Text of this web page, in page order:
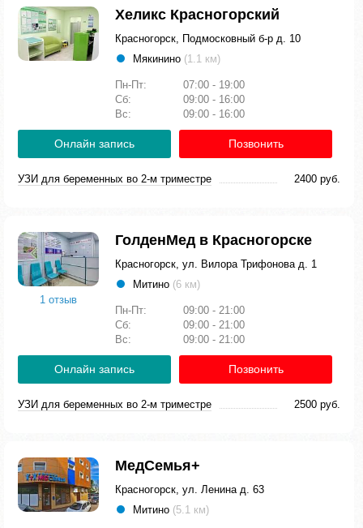
Хеликс Красногорский
Красногорск, Подмосковный б-р д. 10
Мякинино (1.1 км)
Пн-Пт:
07:00 - 19:00
Сб:
09:00 - 16:00
Вс:
09:00 - 16:00
Онлайн запись Позвонить
УЗИ для беременных во 2-м триместре 2400 руб.
1 отзыв
ГолденМед в Красногорске
Красногорск, ул. Вилора Трифонова д. 1
Митино (6 км)
Пн-Пт:
09:00 - 21:00
Сб:
09:00 - 21:00
Вс:
09:00 - 21:00
Онлайн запись Позвонить
УЗИ для беременных во 2-м триместре 2500 руб.
МедСемья+
Красногорск, ул. Ленина д. 63
Митино (5.1 км)